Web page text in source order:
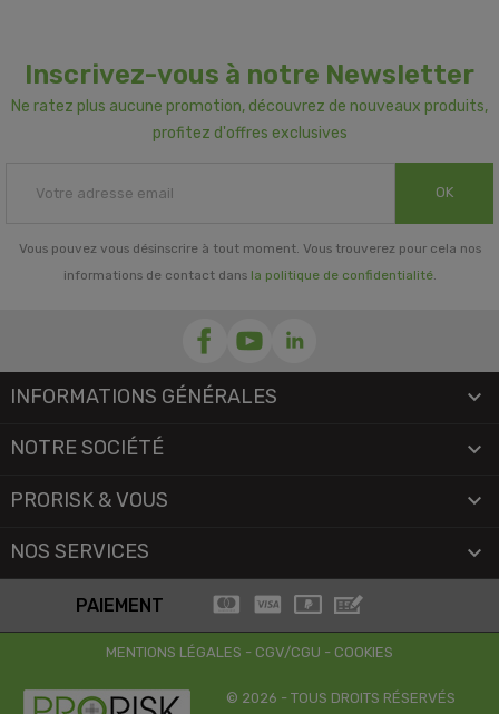
Inscrivez-vous à notre Newsletter
Ne ratez plus aucune promotion, découvrez de nouveaux produits,
profitez d'offres exclusives
OK
Vous pouvez vous désinscrire à tout moment. Vous trouverez pour cela nos
informations de contact dans la politique de confidentialité.
INFORMATIONS GÉNÉRALES 
NOTRE SOCIÉTÉ 
PRORISK & VOUS 
NOS SERVICES 
PAIEMENT
MENTIONS LÉGALES - CGV/CGU - COOKIES
© 2026 - TOUS DROITS RÉSERVÉS